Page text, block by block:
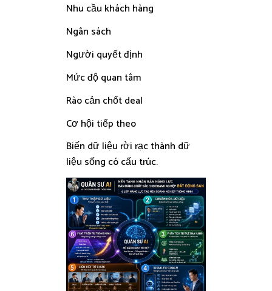
Nhu cầu khách hàng
Ngân sách
Người quyết định
Mức độ quan tâm
Rào cản chốt deal
Cơ hội tiếp theo
Biến dữ liệu rời rạc thành dữ
liệu sống có cấu trúc.